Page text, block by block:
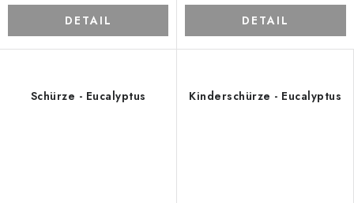
DETAIL DETAIL
Schürze - Eucalyptus Kinderschürze - Eucalyptus